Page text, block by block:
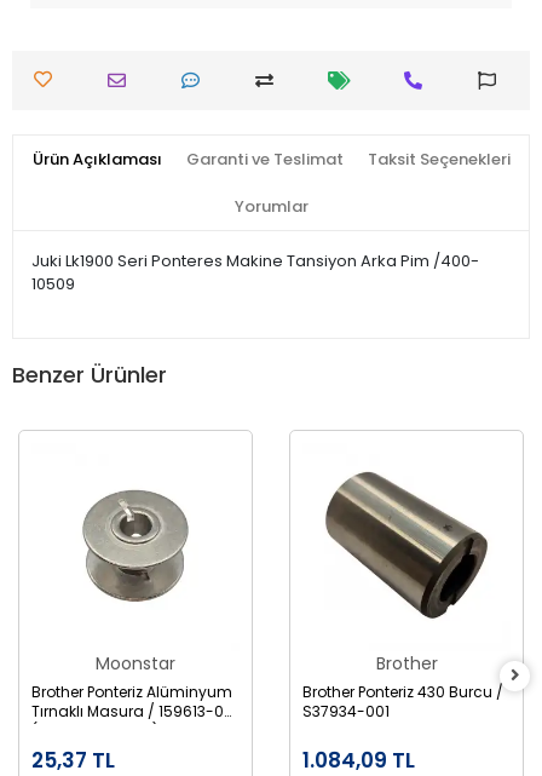
Ürün Açıklaması Garanti ve Teslimat Taksit Seçenekleri
Yorumlar
Juki Lk1900 Seri Ponteres Makine Tansiyon Arka Pim /400-
10509
Benzer Ürünler
Moonstar
Brother Ponteriz Alüminyum
Tırnaklı Masura / 159613-001
(B1827-280-000)
25,37 TL
Brother
Brother Ponteriz 430 Burcu /
S37934-001
1.084,09 TL